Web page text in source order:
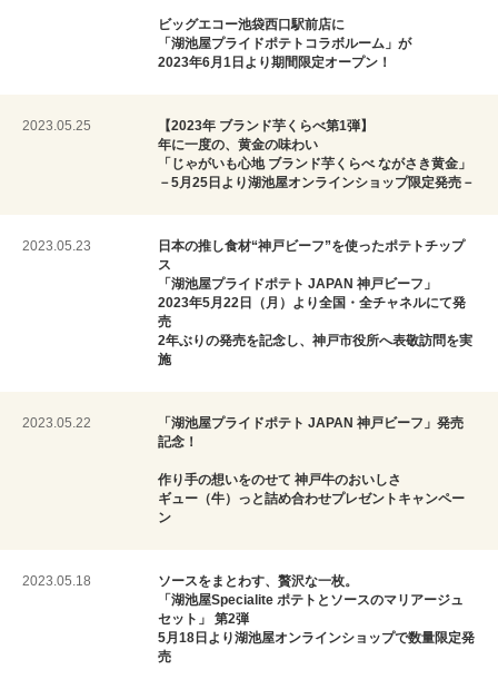
ビッグエコー池袋西口駅前店に
「湖池屋プライドポテトコラボルーム」が
2023年6月1日より期間限定オープン！
2023.05.25
【2023年 ブランド芋くらべ第1弾】
年に一度の、黄金の味わい
「じゃがいも心地 ブランド芋くらべ ながさき黄金」
－5月25日より湖池屋オンラインショップ限定発売－
2023.05.23
日本の推し食材“神戸ビーフ”を使ったポテトチップ
ス
「湖池屋プライドポテト JAPAN 神戸ビーフ」
2023年5月22日（月）より全国・全チャネルにて発
売
2年ぶりの発売を記念し、神戸市役所へ表敬訪問を実
施
2023.05.22
「湖池屋プライドポテト JAPAN 神戸ビーフ」発売
記念！
作り手の想いをのせて 神戸牛のおいしさ
ギュー（牛）っと詰め合わせプレゼントキャンペー
ン
2023.05.18
ソースをまとわす、贅沢な一枚。
「湖池屋Specialite ポテトとソースのマリアージュ
セット」 第2弾
5月18日より湖池屋オンラインショップで数量限定発
売